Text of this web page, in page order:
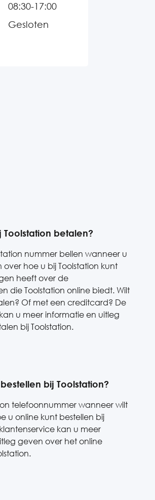
08:30-17:00
Gesloten
Toolstation betalen?
nummer bellen wanneer u
over hoe u bij Toolstation kunt
heeft over de
die Toolstation online biedt. Wilt
Of met een creditcard? De
u meer informatie en uitleg
bij Toolstation.
bij Toolstation?
telefoonnummer wanneer wilt
u online kunt bestellen bij
kan u meer
geven over het online